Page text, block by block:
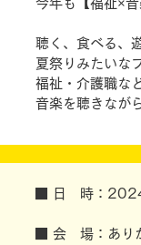
今年も【福祉×
聴く、食べる、
夏祭りみたいな
福祉・介護職な
音楽を聴きなが
■ 日 時：
■ 会 場：あり